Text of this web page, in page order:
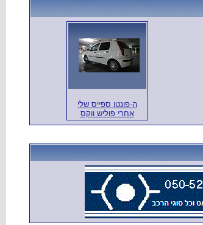
ה-פונטו ספייס שלי
אחרי פוליש ווקס